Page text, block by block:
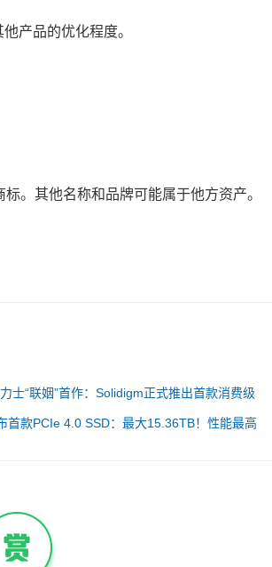
产品的优化程度。
。其他名称和品牌可能属于他方资产。
士“联姻”首作：Solidigm正式推出首款消费级
首款PCIe 4.0 SSD：最大15.36TB！性能最高